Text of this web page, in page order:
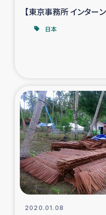
女性グループ
国内避難民への
ミャン
タイ国境ミャ
漁民による
レバノンでのシリ
【東京事務所 インター
日本
2020.01.08